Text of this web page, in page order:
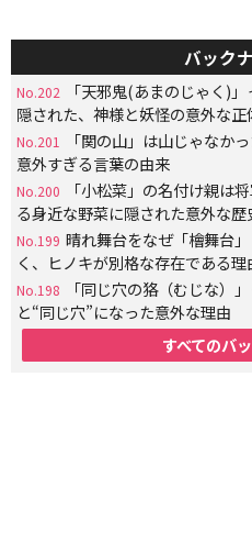
バック
No.202
「天邪鬼(あまのじゃく)
隠された、神様と妖怪の意外な正
No.201
「関の山」は山じゃなか
意外すぎる言葉の由来
No.200
「小松菜」の名付け親は
る身近な野菜に隠された意外な歴
No.199 晴れ舞台をなぜ「檜舞台
く、ヒノキが別格な存在である理
No.198
「同じ穴の狢（むじな）
と“同じ穴”になった意外な理由
すべてのバ